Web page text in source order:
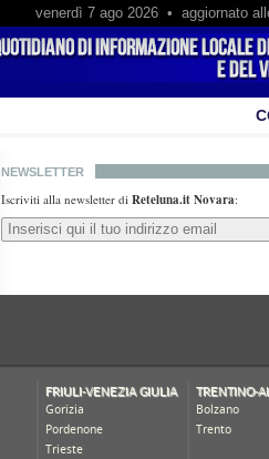
venerdì 7 ago 2026 • aggiornato
NEWSLETTER
Iscriviti alla newsletter di Reteluna.it Novara: